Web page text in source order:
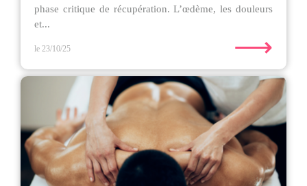
phase critique de récupération. L’œdème, les douleurs
et...
le 23/10/25 ⟶